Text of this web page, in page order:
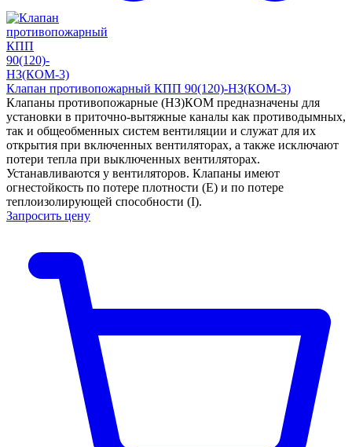
Клапан противопожарный КПП 90(120)-НЗ(КОМ-3)
Клапаны противопожарные (НЗ)КОМ предназначены для
установки в приточно-вытяжные каналы как противодымных,
так и общеобменных систем вентиляции и служат для их
открытия при включенных вентиляторах, а также исключают
потери тепла при выключенных вентиляторах.
Устанавливаются у вентиляторов. Клапаны имеют
огнестойкость по потере плотности (Е) и по потере
теплоизолирующей способности (I).
Запросить цену